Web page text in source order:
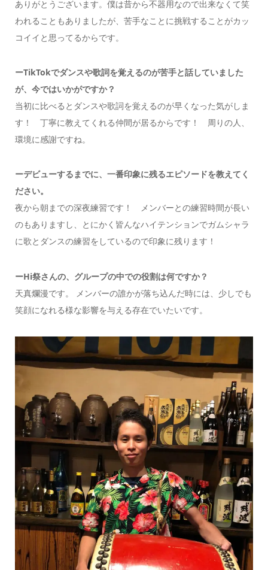
ありがとうございます。僕は昔から不器用なので出来なくて笑
われることもありましたが、苦手なことに挑戦することがカッ
コイイと思ってるからです。
ーTikTokでダンスや歌詞を覚えるのが苦手と話していました
が、今ではいかがですか？
当初に比べるとダンスや歌詞を覚えるのが早くなった気がしま
す！ 丁寧に教えてくれる仲間が居るからです！ 周りの人、
環境に感謝ですね。
ーデビューするまでに、一番印象に残るエピソードを教えてく
ださい。
夜から朝までの深夜練習です！ メンバーとの練習時間が長い
のもありますし、とにかく皆んなハイテンションでガムシャラ
に歌とダンスの練習をしているので印象に残ります！
ーHi祭さんの、グループの中での役割は何ですか？
天真爛漫です。 メンバーの誰かが落ち込んだ時には、少しでも
笑顔になれる様な影響を与える存在でいたいです。